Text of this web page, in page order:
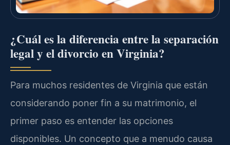
¿Cuál es la diferencia entre la separación
legal y el divorcio en Virginia?
Para muchos residentes de Virginia que están
considerando poner fin a su matrimonio, el
primer paso es entender las opciones
disponibles. Un concepto que a menudo causa